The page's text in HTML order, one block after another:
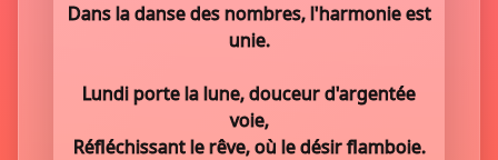
Dans la danse des nombres, l'harmonie est
unie.
Lundi porte la lune, douceur d'argentée
voie,
Réfléchissant le rêve, où le désir flamboie.